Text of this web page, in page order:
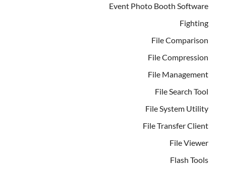
Event Photo Booth Software
Fighting
File Comparison
File Compression
File Management
File Search Tool
File System Utility
File Transfer Client
File Viewer
Flash Tools